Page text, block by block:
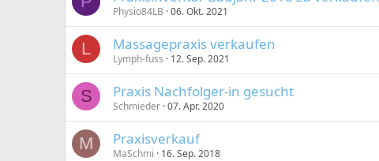
Physio84LB 06. Okt. 2021
L Massagepraxis verkaufen
Lymph-fuss 12. Sep. 2021
S Praxis Nachfolger-in gesucht
Schmieder 07. Apr. 2020
M Praxisverkauf
MaSchmi 16. Sep. 2018